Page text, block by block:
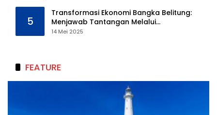
5
Transformasi Ekonomi Bangka Belitung:
Menjawab Tantangan Melalui
Pengelolaan Sumber Daya Alam yang
14 Mei 2025
FEATURE